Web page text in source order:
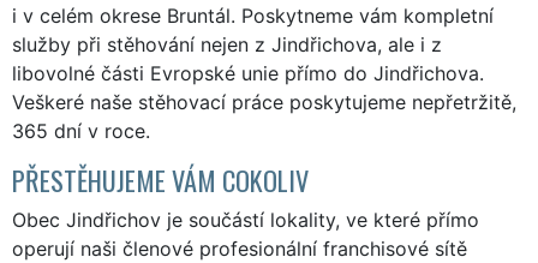
i v celém okrese Bruntál. Poskytneme vám kompletní
služby při stěhování nejen z Jindřichova, ale i z
libovolné části Evropské unie přímo do Jindřichova.
Veškeré naše stěhovací práce poskytujeme nepřetržitě,
365 dní v roce.
PŘESTĚHUJEME VÁM COKOLIV
Obec Jindřichov je součástí lokality, ve které přímo
operují naši členové profesionální franchisové sítě